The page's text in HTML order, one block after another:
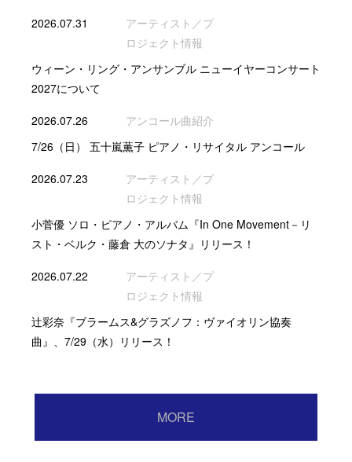
2026.07.31
アーティスト／プ
ロジェクト情報
ウィーン・リング・アンサンブル ニューイヤーコンサート
2027について
2026.07.26
アンコール曲紹介
7/26（日） 五十嵐薫子 ピアノ・リサイタル アンコール
2026.07.23
アーティスト／プ
ロジェクト情報
小菅優 ソロ・ピアノ・アルバム『In One Movement－リ
スト・ベルク・藤倉 大のソナタ』リリース！
2026.07.22
アーティスト／プ
ロジェクト情報
辻彩奈『ブラームス&グラズノフ：ヴァイオリン協奏
曲』、7/29（水）リリース！
MORE